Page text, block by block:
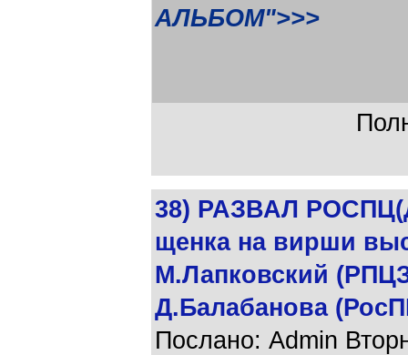
АЛЬБОМ">>>
38) РАЗВАЛ
щенка на вирши
М.Лапковский
Д.Балабанова
Послано: Admin